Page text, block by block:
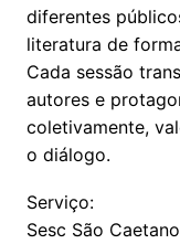
diferentes
literatura de
Cada sessão
autores e
coletivamente,
o diálogo.
Serviço:
Sesc São Caetano